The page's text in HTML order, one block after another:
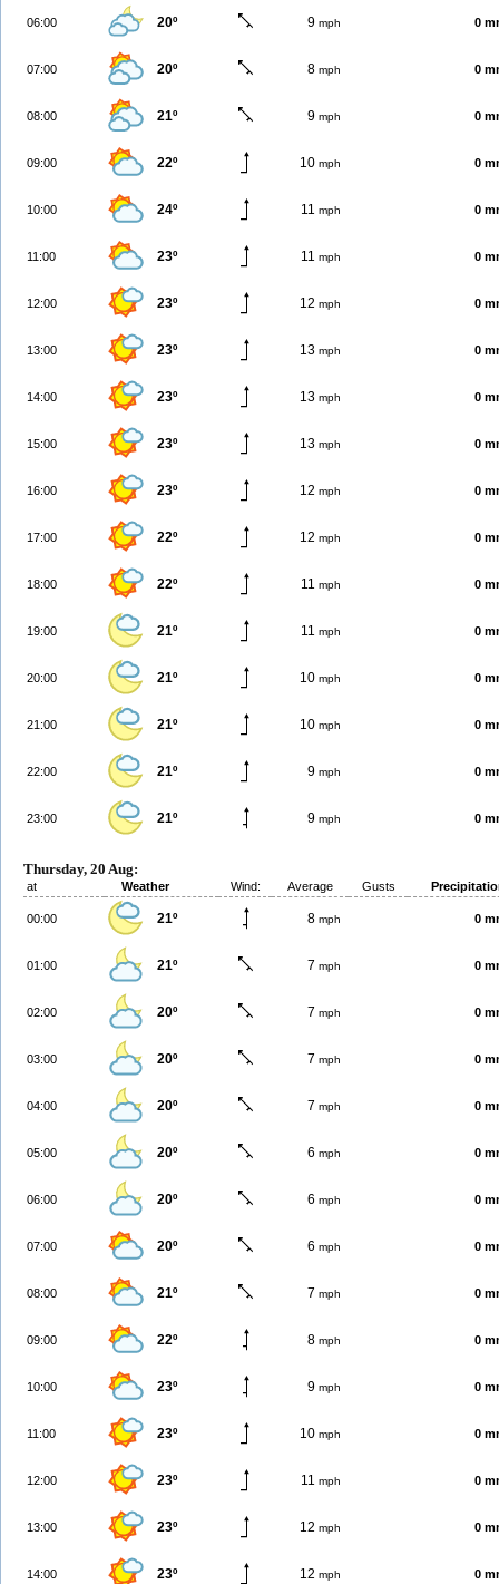
06:00 20º 9 mph 0
07:00 20º 8 mph 0
08:00 21º 9 mph 0
09:00 22º 10 mph 0
10:00 24º 11 mph 0
11:00 23º 11 mph 0
12:00 23º 12 mph 0
13:00 23º 13 mph 0
14:00 23º 13 mph 0
15:00 23º 13 mph 0
16:00 23º 12 mph 0
17:00 22º 12 mph 0
18:00 22º 11 mph 0
19:00 21º 11 mph 0
20:00 21º 10 mph 0
21:00 21º 10 mph 0
22:00 21º 9 mph 0
23:00 21º 9 mph 0
Thursday, 20 Aug:
at Weather Wind: Average Gusts
00:00 21º 8 mph 0
01:00 21º 7 mph 0
02:00 20º 7 mph 0
03:00 20º 7 mph 0
04:00 20º 7 mph 0
05:00 20º 6 mph 0
06:00 20º 6 mph 0
07:00 20º 6 mph 0
08:00 21º 7 mph 0
09:00 22º 8 mph 0
10:00 23º 9 mph 0
11:00 23º 10 mph 0
12:00 23º 11 mph 0
13:00 23º 12 mph 0
14:00 23º 12 mph 0